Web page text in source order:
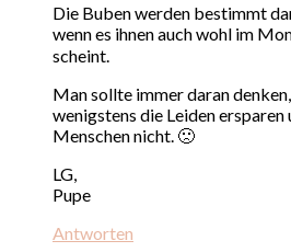
Die Buben werden bestimmt
wenn es ihnen auch wohl im
scheint.
Man sollte immer daran
wenigstens die Leiden ersparen
Menschen nicht. 🙁
LG,
Pupe
Antworten